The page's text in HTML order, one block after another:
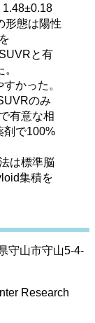
形態は陽性
と有
かった。
のみ
有意な相
剤で100%
は標準脳
集積を
守山市守山5-4-
Research